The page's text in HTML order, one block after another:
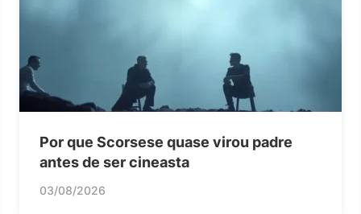
Por que Scorsese quase virou padre
antes de ser cineasta
03/08/2026